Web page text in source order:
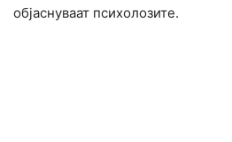
објаснуваат психолозите.